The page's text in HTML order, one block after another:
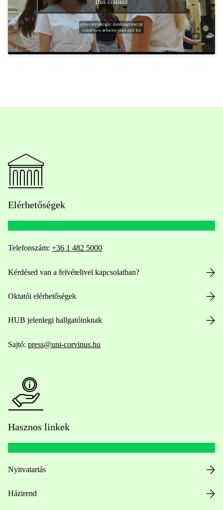
this content
Elérhetőségek
Telefonszám: +36 1 482 5000
Kérdésed van a felvételivel kapcsolatban?
Oktatói elérhetőségek
HUB jelenlegi hallgatóinknak
Sajtó: press@uni-corvinus.hu
Hasznos linkek
Nyitvatartás
Házirend